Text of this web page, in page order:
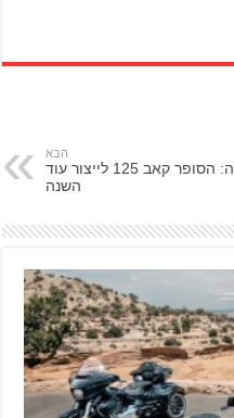
הבא
הונדה: הסופר קאב 125 לייצור עוד
השנה